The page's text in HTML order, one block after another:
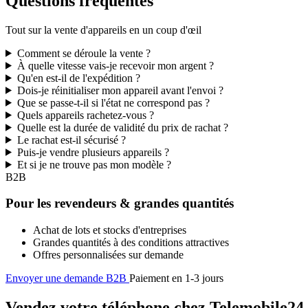
Tout sur la vente d'appareils en un coup d'œil
Comment se déroule la vente ?
À quelle vitesse vais-je recevoir mon argent ?
Qu'en est-il de l'expédition ?
Dois-je réinitialiser mon appareil avant l'envoi ?
Que se passe-t-il si l'état ne correspond pas ?
Quels appareils rachetez-vous ?
Quelle est la durée de validité du prix de rachat ?
Le rachat est-il sécurisé ?
Puis-je vendre plusieurs appareils ?
Et si je ne trouve pas mon modèle ?
B2B
Pour les revendeurs & grandes quantités
Achat de lots et stocks d'entreprises
Grandes quantités à des conditions attractives
Offres personnalisées sur demande
Envoyer une demande B2B Paiement en 1-3 jours